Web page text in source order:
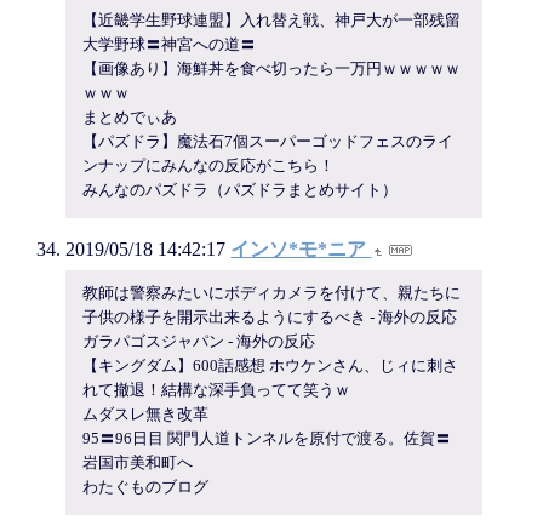
【近畿学生野球連盟】入れ替え戦、神戸大が一部残留
大学野球〓神宮への道〓
【画像あり】海鮮丼を食べ切ったら一万円ｗｗｗｗｗ
ｗｗｗ
まとめでぃあ
【パズドラ】魔法石7個スーパーゴッドフェスのライ
ンナップにみんなの反応がこちら！
みんなのパズドラ（パズドラまとめサイト）
2019/05/18 14:42:17 インソ*モ*ニア
教師は警察みたいにボディカメラを付けて、親たちに
子供の様子を開示出来るようにするべき - 海外の反応
ガラパゴスジャパン - 海外の反応
【キングダム】600話感想 ホウケンさん、じィに刺さ
れて撤退！結構な深手負ってて笑うｗ
ムダスレ無き改革
95〓96日目 関門人道トンネルを原付で渡る。佐賀〓
岩国市美和町へ
わたぐものブログ